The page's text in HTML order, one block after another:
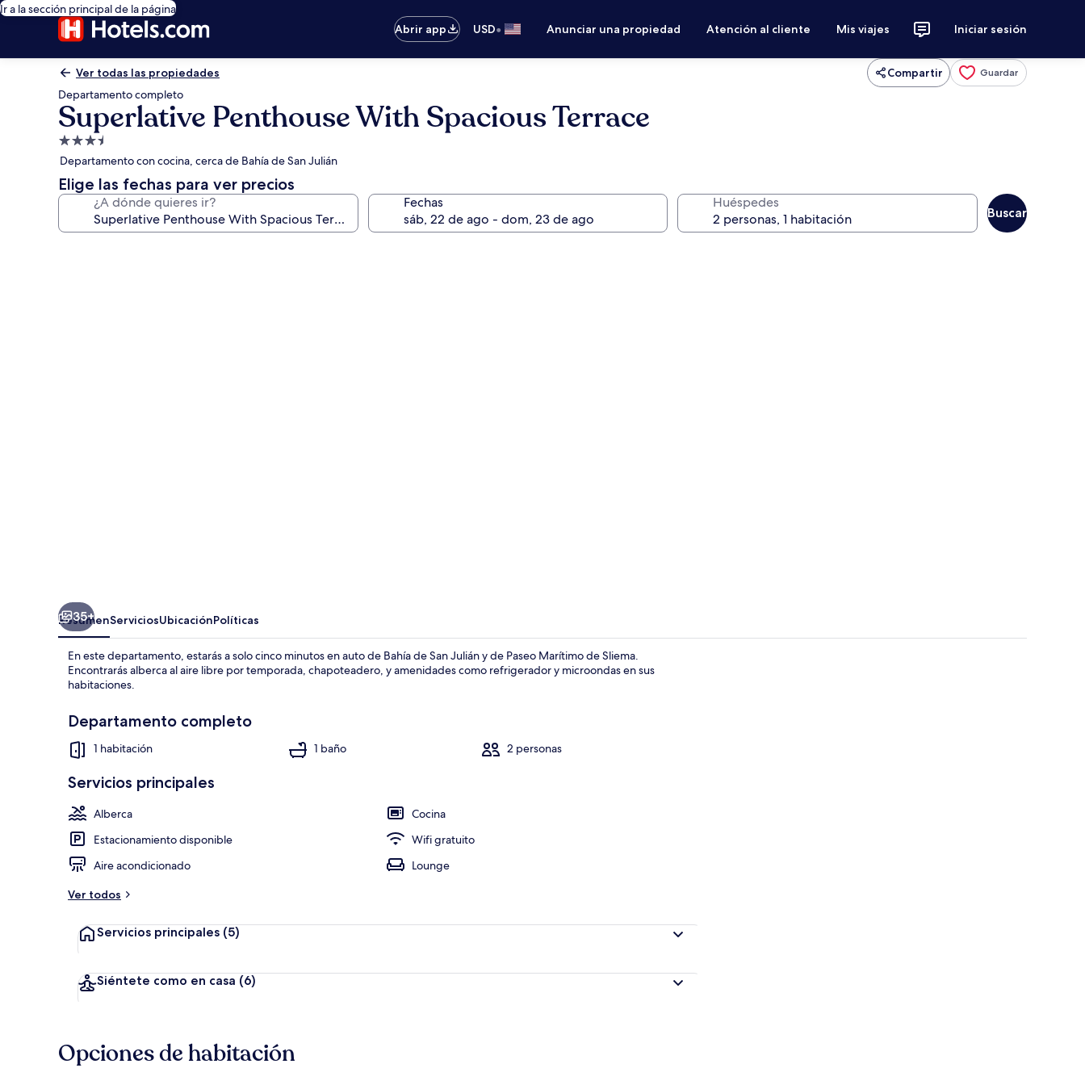
Ir a la sección principal de la página
Abrir app
USD• Anunciar una propiedad Atención al cliente Mis viajes Iniciar sesión
Ver todas las propiedades Compartir Guardar
Departamento completo
Superlative Penthouse With Spacious Terrace
Propiedad
de
3.5
estrellas
Departamento con cocina, cerca de Bahía de San Julián
Elige las fechas para ver precios
¿A dónde quieres ir? Fechas Huéspedes
Buscar
35+
ResumenServiciosUbicaciónPolíticas
En este departamento, estarás a solo cinco minutos en auto de Bahía de San Julián y de Paseo Marítimo de Sliema.
Encontrarás alberca al aire libre por temporada, chapoteadero, y amenidades como refrigerador y microondas en sus
habitaciones.
Departamento completo
1 habitación 1 baño 2 personas
Servicios principales
Alberca
Cocina
Estacionamiento disponible
Wifi gratuito
Aire acondicionado
Lounge
Ver todos
Servicios principales (5)
Siéntete como en casa (6)
Opciones de habitación